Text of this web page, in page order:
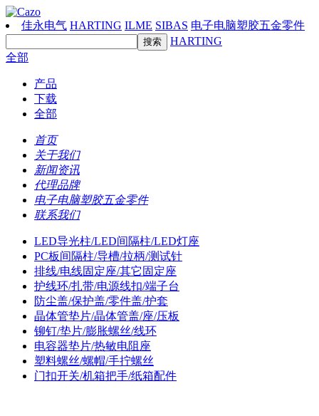
佳永电气 HARTING ILME SIBAS 电子电脑塑胶五金零件
HARTING
全部
产品
下载
全部
首页
关于我们
新闻资讯
代理品牌
电子电脑塑胶五金零件
联系我们
LED导光柱/LED间隔柱/LED灯座
PC板间隔柱/导槽/拉柄/测试针
排线/电线固定座/其它固定座
护线环/扎带/电源线扣/端子台
防尘盖/保护盖/零件盖/护套
晶体管垫片/晶体管盖/座/压板
铆钉/垫片/膨胀螺丝/线环
电容器垫片/热敏电阻座
塑料螺丝/螺帽/手拧螺丝
门扣开关/机箱把手/纸箱配件